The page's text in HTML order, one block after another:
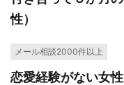
性）
メール相談2000件以上
恋愛経験がない女